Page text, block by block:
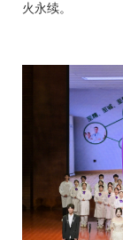
火永续。